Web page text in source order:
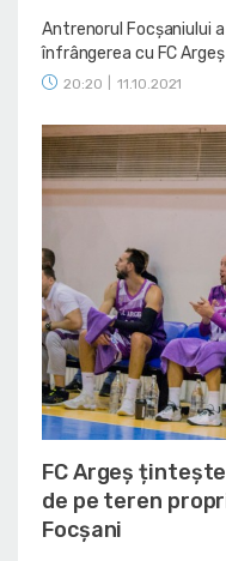
Antrenorul Focșaniului
înfrângerea cu FC Argeș
20:20 11.10.2021
FC Argeș
de pe teren
Focșani